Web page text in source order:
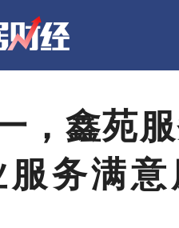
，鑫苑
务满意